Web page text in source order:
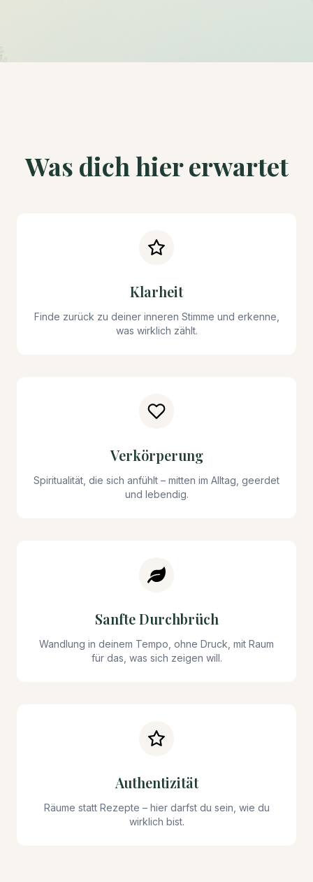
Was dich hier erwartet
Klarheit
Finde zurück zu deiner inneren Stimme und erkenne,
was wirklich zählt.
Verkörperung
Spiritualität, die sich anfühlt – mitten im Alltag, geerdet
und lebendig.
Sanfte Durchbrüch
Wandlung in deinem Tempo, ohne Druck, mit Raum
für das, was sich zeigen will.
Authentizität
Räume statt Rezepte – hier darfst du sein, wie du
wirklich bist.